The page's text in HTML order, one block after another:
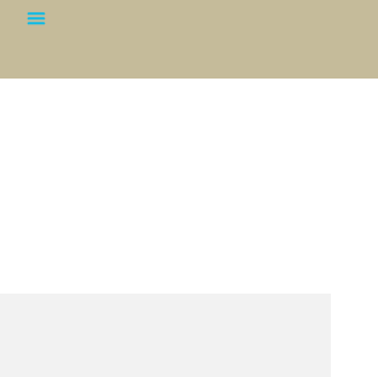
Radiologie Erfurt